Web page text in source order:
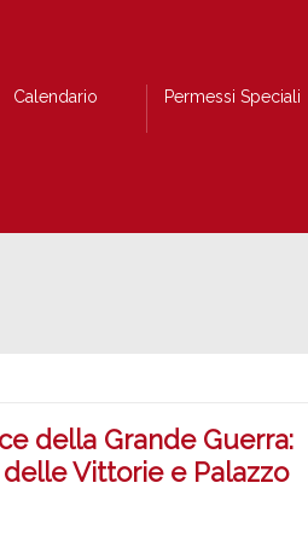
Calendario Permessi Speciali
della Grande Guerra:
Vittorie e Palazzo